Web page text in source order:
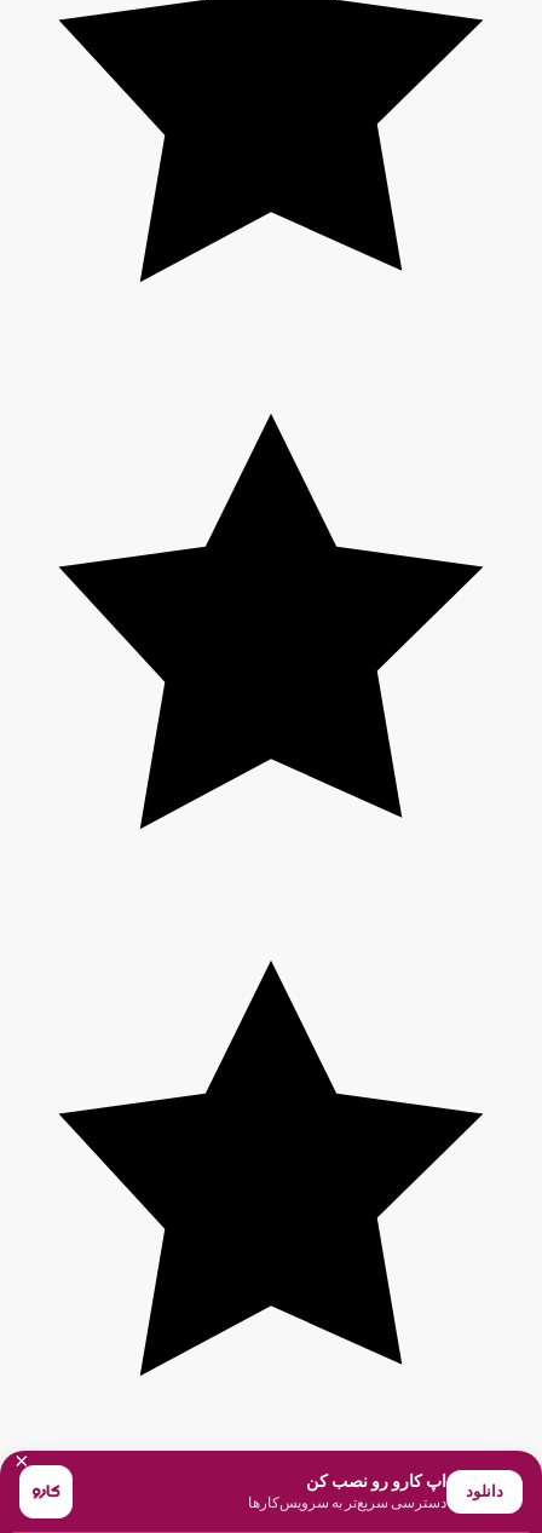
×
دانلود
اپ کارو رو نصب کن
دسترسی سریع‌تر به سرویس‌کارها